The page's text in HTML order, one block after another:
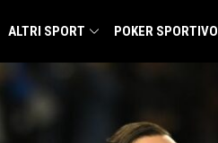
ALTRI SPORT POKER SPORTIVO